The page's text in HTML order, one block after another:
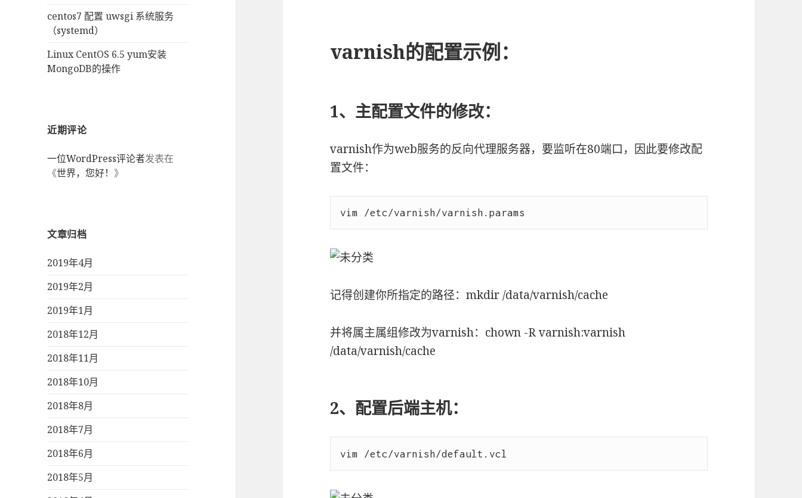
centos7 配置 uwsgi 系统服务
（systemd）
Linux CentOS 6.5 yum安装
MongoDB的操作
近期评论
一位WordPress评论者发表在
《世界，您好！》
文章归档
2019年4月
2019年2月
2019年1月
2018年12月
2018年11月
2018年10月
2018年8月
2018年7月
2018年6月
2018年5月
varnish的配置示例：
1、主配置文件的修改：
varnish作为web服务的反向代理服务器，要监听在80端口，因此要修改配
置文件：
记得创建你所指定的路径：mkdir /data/varnish/cache
并将属主属组修改为varnish：chown -R varnish:varnish
/data/varnish/cache
2、配置后端主机：